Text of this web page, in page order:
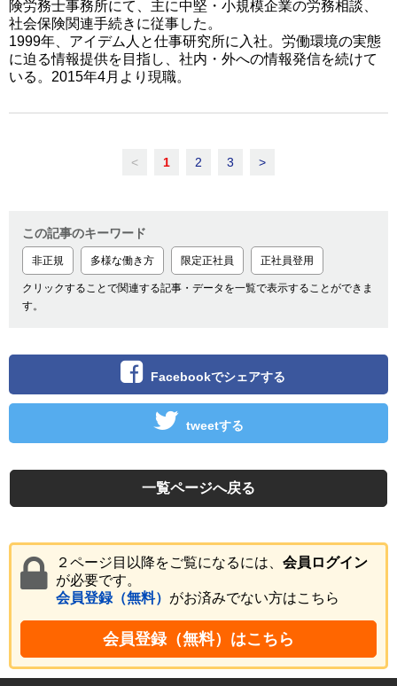
険労務士事務所にて、主に中堅・小規模企業の労務相談、
社会保険関連手続きに従事した。
1999年、アイデム人と仕事研究所に入社。労働環境の実態
に迫る情報提供を目指し、社内・外への情報発信を続けて
いる。2015年4月より現職。
< 1 2 3 >
この記事のキーワード
非正規 多様な働き方 限定正社員 正社員登用
クリックすることで関連する記事・データを一覧で表示することができま
す。
Facebookでシェアする
tweetする
一覧ページへ戻る
２ページ目以降をご覧になるには、 会員ログイン
が必要です。
会員登録（無料） がお済みでない方はこちら
会員登録（無料）はこちら